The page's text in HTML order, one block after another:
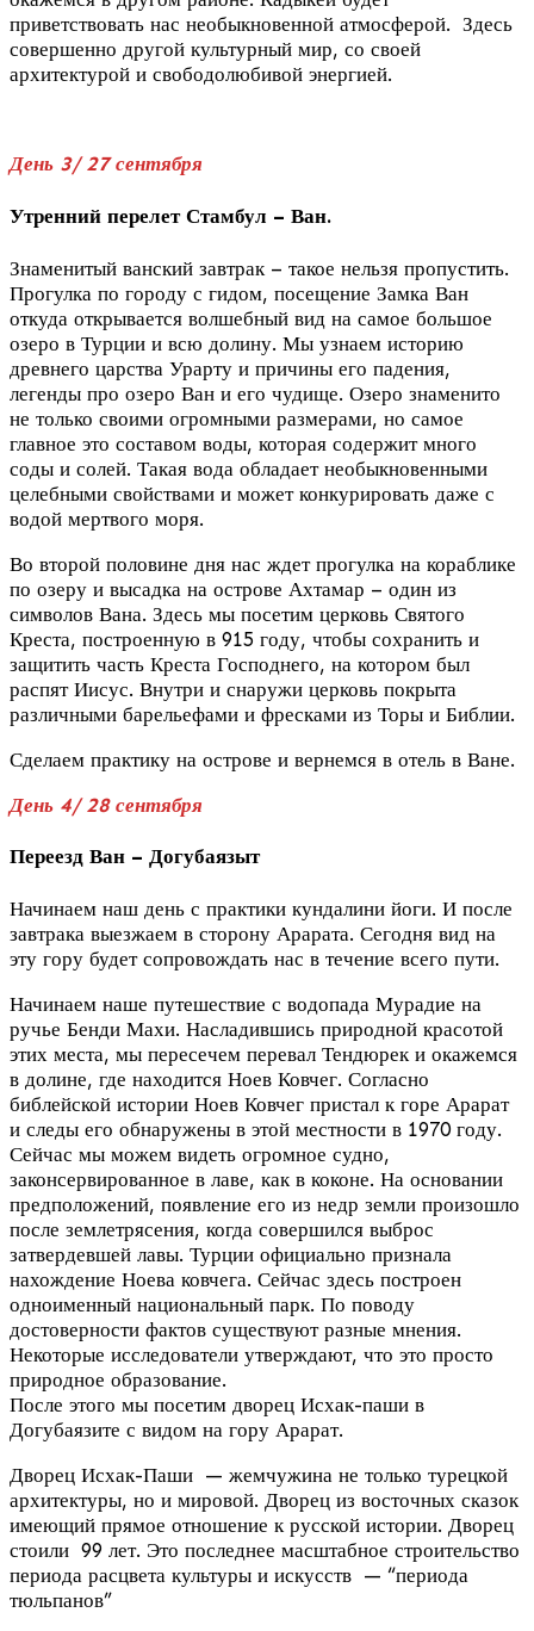
приветствовать нас необыкновенной атмосферой. Здесь
совершенно другой культурный мир, со своей
архитектурой и свободолюбивой энергией.
День 3/ 27 сентября
Утренний перелет Стамбул – Ван.
Знаменитый ванский завтрак – такое нельзя пропустить.
Прогулка по городу с гидом, посещение Замка Ван
откуда открывается волшебный вид на самое большое
озеро в Турции и всю долину. Мы узнаем историю
древнего царства Урарту и причины его падения,
легенды про озеро Ван и его чудище. Озеро знаменито
не только своими огромными размерами, но самое
главное это составом воды, которая содержит много
соды и солей. Такая вода обладает необыкновенными
целебными свойствами и может конкурировать даже с
водой мертвого моря.
Во второй половине дня нас ждет прогулка на кораблике
по озеру и высадка на острове Ахтамар – один из
символов Вана. Здесь мы посетим церковь Святого
Креста, построенную в 915 году, чтобы сохранить и
защитить часть Креста Господнего, на котором был
распят Иисус. Внутри и снаружи церковь покрыта
различными барельефами и фресками из Торы и Библии.
Сделаем практику на острове и вернемся в отель в Ване.
День 4/ 28 сентября
Переезд Ван – Догубаязыт
Начинаем наш день с практики кундалини йоги. И после
завтрака выезжаем в сторону Арарата. Сегодня вид на
эту гору будет сопровождать нас в течение всего пути.
Начинаем наше путешествие с водопада Мурадие на
ручье Бенди Махи. Насладившись природной красотой
этих места, мы пересечем перевал Тендюрек и окажемся
в долине, где находится Ноев Ковчег. Согласно
библейской истории Ноев Ковчег пристал к горе Арарат
и следы его обнаружены в этой местности в 1970 году.
Сейчас мы можем видеть огромное судно,
законсервированное в лаве, как в коконе. На основании
предположений, появление его из недр земли произошло
после землетрясения, когда совершился выброс
затвердевшей лавы. Турции официально признала
нахождение Ноева ковчега. Сейчас здесь построен
одноименный национальный парк. По поводу
достоверности фактов существуют разные мнения.
Некоторые исследователи утверждают, что это просто
природное образование.
После этого мы посетим дворец Исхак-паши в
Догубаязите с видом на гору Арарат.
Дворец Исхак-Паши — жемчужина не только турецкой
архитектуры, но и мировой. Дворец из восточных сказок
имеющий прямое отношение к русской истории. Дворец
стоили 99 лет. Это последнее масштабное строительство
периода расцвета культуры и искусств — “периода
тюльпанов”